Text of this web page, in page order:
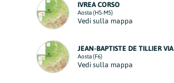
IVREA CORSO
Aosta (H5-M5)
Vedi sulla mappa
JEAN-BAPTISTE DE TILLIER VIA
Aosta (F6)
Vedi sulla mappa